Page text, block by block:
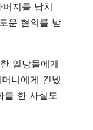
지를 납치
운 혐의를 받
일당들에게
니에게 건넸
를 한 사실도